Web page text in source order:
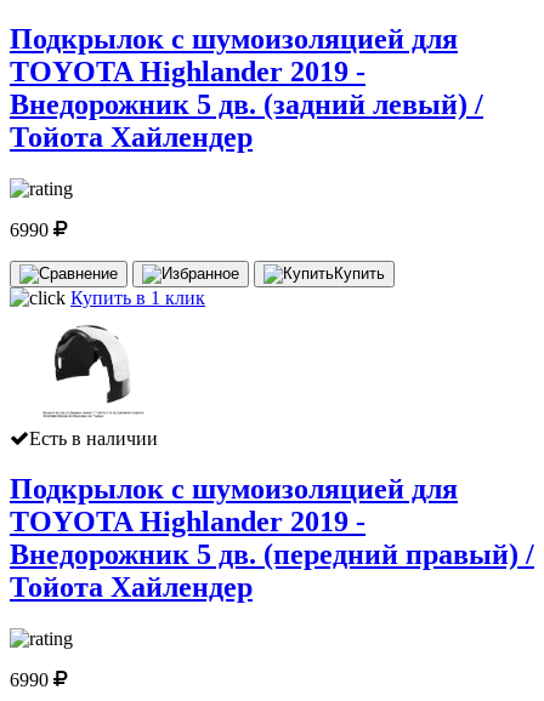
Подкрылок с шумоизоляцией для
TOYOTA Highlander 2019 -
Внедорожник 5 дв. (задний левый) /
Тойота Хайлендер
6990
Купить
Купить в 1 клик
Есть в наличии
Подкрылок с шумоизоляцией для
TOYOTA Highlander 2019 -
Внедорожник 5 дв. (передний правый) /
Тойота Хайлендер
6990